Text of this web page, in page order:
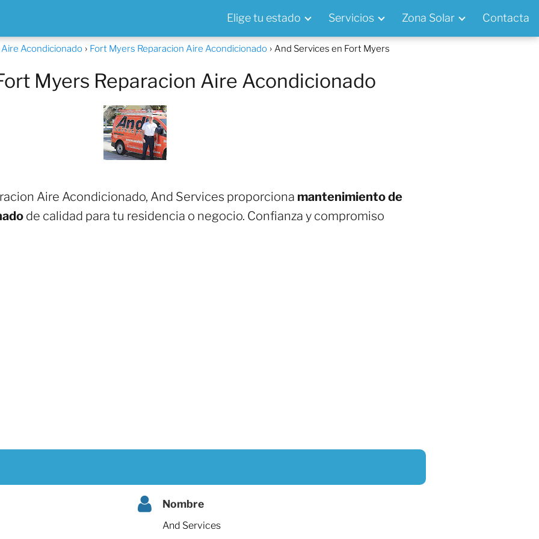
Elige tu estado Servicios Zona Solar Contacta
Acondicionado Fort Myers Reparacion Aire Acondicionado
And Services en Fort Myers
Myers Reparacion Aire Acondicionado
Aire Acondicionado, And Services proporciona mantenimiento de
de calidad para tu residencia o negocio. Confianza y compromiso
Nombre
And Services